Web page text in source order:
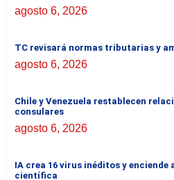
agosto 6, 2026
TC revisará normas tributarias y
agosto 6, 2026
Chile y Venezuela restablecen
consulares
agosto 6, 2026
IA crea 16 virus inéditos y enciende
científica